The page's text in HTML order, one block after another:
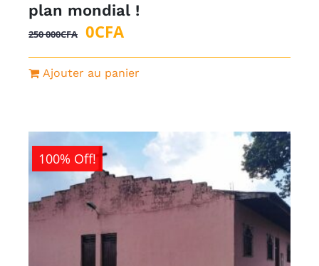
plan mondial !
250 000CFA
Le
prix
initial
000CFA.
0CFALe
prix
actuel
Ajouter au panier
100% Off!